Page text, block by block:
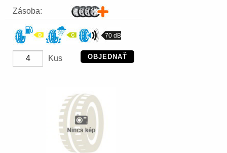
Zásoba:
70 dB
Kus OBJEDNAŤ